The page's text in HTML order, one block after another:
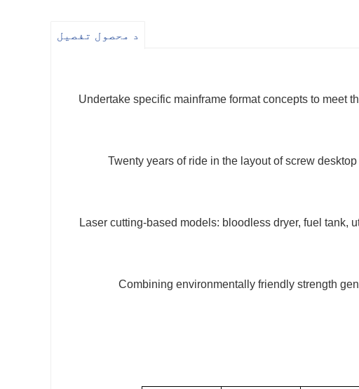
د محصول تفصیل
1.) Undertake specific mainframe format concepts to
1.) Twenty years of ride in the layout of screw
1.) Laser cutting-based models: bloodless dryer, fuel
1.) Combining environmentally friendly strength